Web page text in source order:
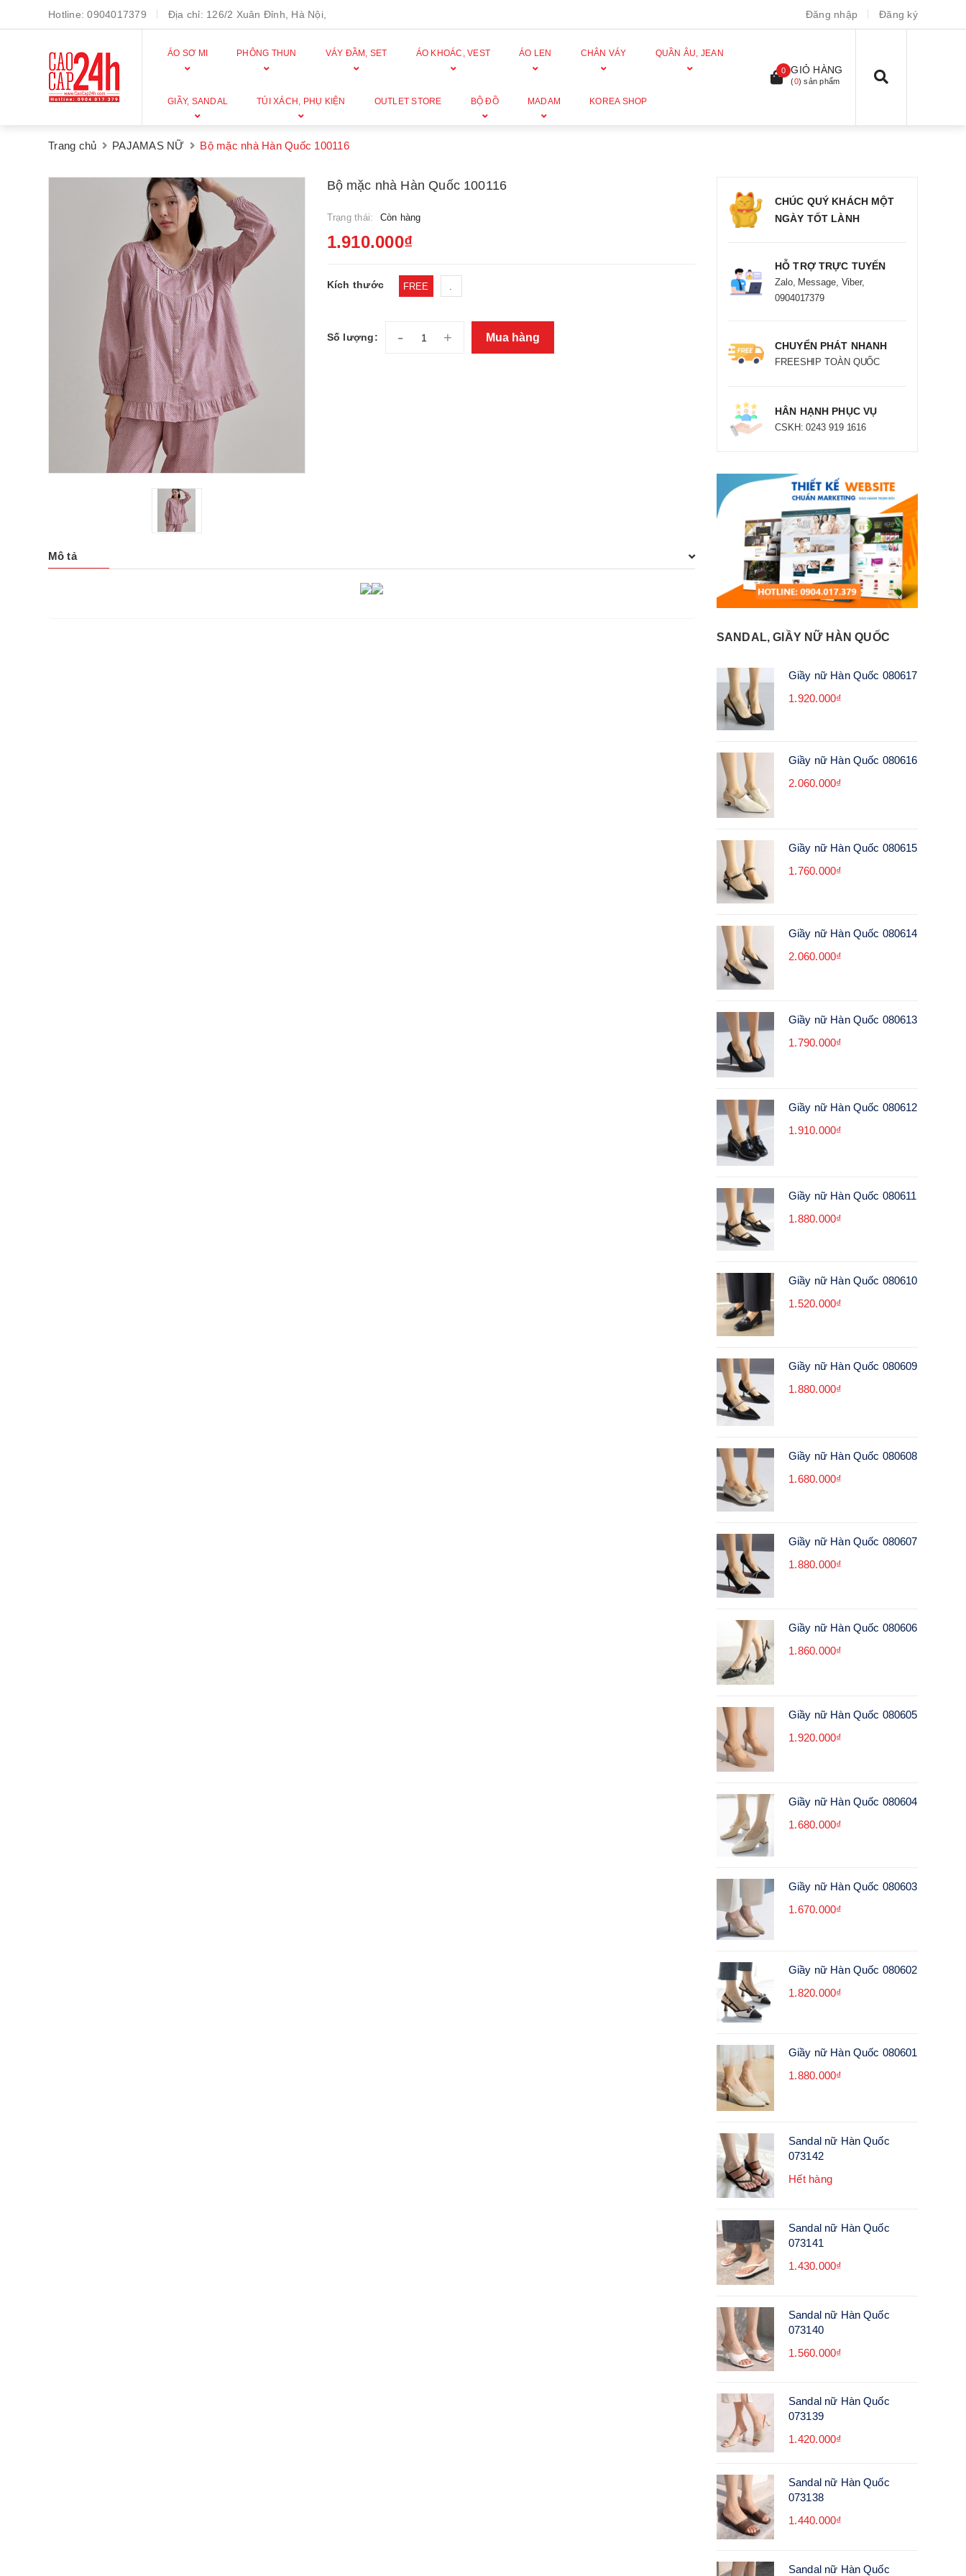
Hotline:0904017379 Địa chỉ: 126/2 Xuân Đỉnh, Hà Nội, Đăng nhập Đăng ký
ÁO SƠ MI PHÔNG THUN VÁY ĐẦM, SET ÁO KHOÁC, VEST ÁO LEN CHÂN VÁY QUẦN ÂU, JEAN
GIẦY, SANDAL TÚI XÁCH, PHỤ KIỆN OUTLET STORE BỘ ĐỒ MADAM KOREA SHOP
0 GIỎ HÀNG
(0) sản phẩm
Trang chủ PAJAMAS NỮ Bộ mặc nhà Hàn Quốc 100116
Bộ mặc nhà Hàn Quốc 100116
Trạng thái: Còn hàng
1.910.000₫
Kích thước FREE .
Số lượng: - + Mua hàng
Mô tả
CHÚC QUÝ KHÁCH MỘT
NGÀY TỐT LÀNH
HỖ TRỢ TRỰC TUYẾN
Zalo, Message, Viber,
0904017379
CHUYỂN PHÁT NHANH
FREESHIP TOÀN QUỐC
HÂN HẠNH PHỤC VỤ
CSKH: 0243 919 1616
SANDAL, GIẦY NỮ HÀN QUỐC
Giầy nữ Hàn Quốc 080617
1.920.000₫
Giầy nữ Hàn Quốc 080616
2.060.000₫
Giầy nữ Hàn Quốc 080615
1.760.000₫
Giầy nữ Hàn Quốc 080614
2.060.000₫
Giầy nữ Hàn Quốc 080613
1.790.000₫
Giầy nữ Hàn Quốc 080612
1.910.000₫
Giầy nữ Hàn Quốc 080611
1.880.000₫
Giầy nữ Hàn Quốc 080610
1.520.000₫
Giầy nữ Hàn Quốc 080609
1.880.000₫
Giầy nữ Hàn Quốc 080608
1.680.000₫
Giầy nữ Hàn Quốc 080607
1.880.000₫
Giầy nữ Hàn Quốc 080606
1.860.000₫
Giầy nữ Hàn Quốc 080605
1.920.000₫
Giầy nữ Hàn Quốc 080604
1.680.000₫
Giầy nữ Hàn Quốc 080603
1.670.000₫
Giầy nữ Hàn Quốc 080602
1.820.000₫
Giầy nữ Hàn Quốc 080601
1.880.000₫
Sandal nữ Hàn Quốc
073142
Hết hàng
Sandal nữ Hàn Quốc
073141
1.430.000₫
Sandal nữ Hàn Quốc
073140
1.560.000₫
Sandal nữ Hàn Quốc
073139
1.420.000₫
Sandal nữ Hàn Quốc
073138
1.440.000₫
Sandal nữ Hàn Quốc